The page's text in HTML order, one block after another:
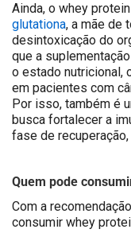
Ainda, o whey
glutationa, a mãe de
desintoxicação do
que a
o estado nutricional,
em pacientes com
Por isso, também é
busca fortalecer a
fase de
Quem pode
Com a
consumir whey